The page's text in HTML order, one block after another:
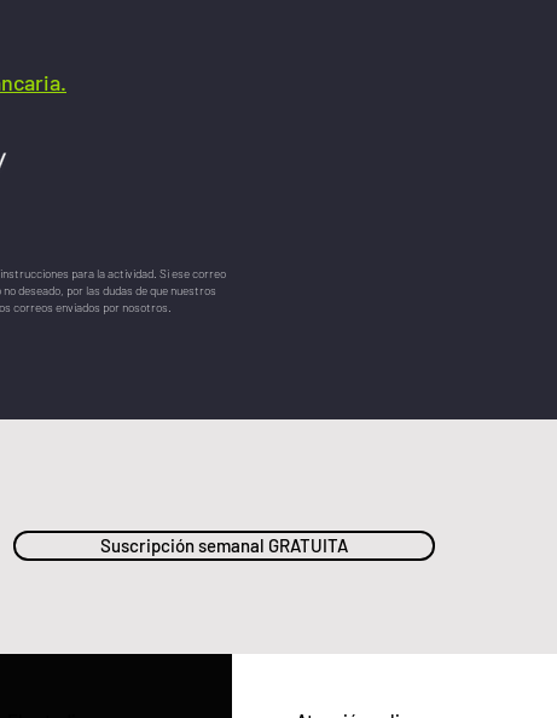
para la actividad. Si ese correo
deseado, por las dudas de que nuestros
correos enviados por nosotros.
Suscripción semanal GRATUITA